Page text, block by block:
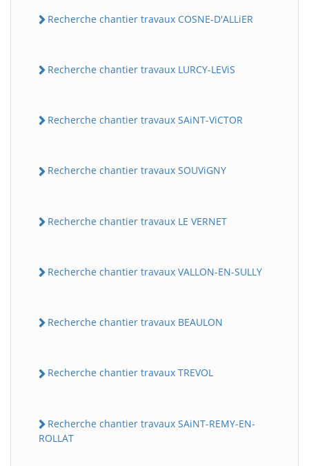
Recherche chantier travaux COSNE-D'ALLiER
Recherche chantier travaux LURCY-LEViS
Recherche chantier travaux SAiNT-ViCTOR
Recherche chantier travaux SOUViGNY
Recherche chantier travaux LE VERNET
Recherche chantier travaux VALLON-EN-SULLY
Recherche chantier travaux BEAULON
Recherche chantier travaux TREVOL
Recherche chantier travaux SAiNT-REMY-EN-
ROLLAT